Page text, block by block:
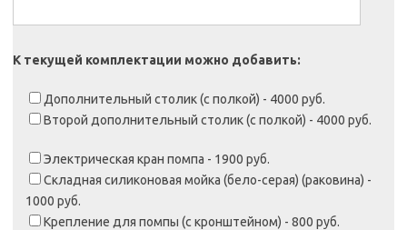
К текущей комплектации можно добавить:
Дополнительный столик (с полкой) - 4000 руб.
Второй дополнительный столик (с полкой) - 4000 руб.
Электрическая кран помпа - 1900 руб.
Складная силиконовая мойка (бело-серая) (раковина) -
1000 руб.
Крепление для помпы (с кронштейном) - 800 руб.